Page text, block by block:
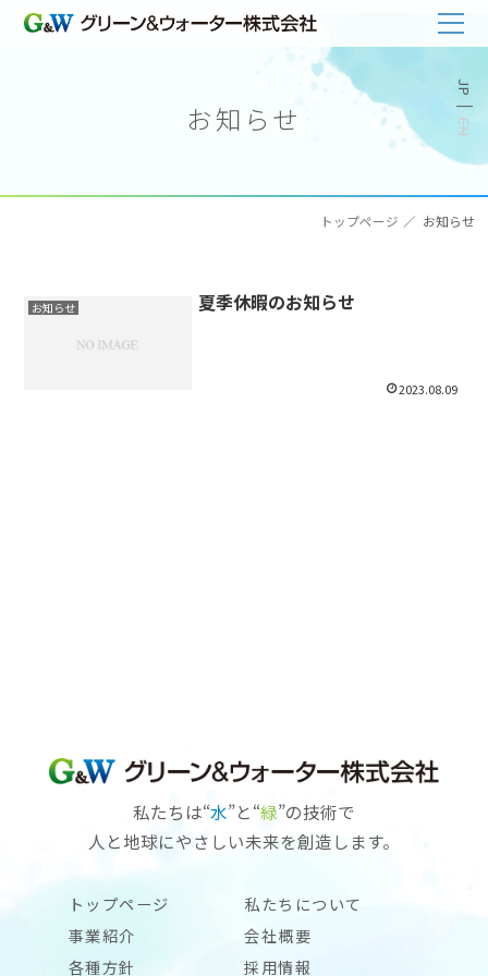
お知らせ
トップページ お知らせ
お知らせ 夏季休暇のお知らせ
2023.08.09
私たちは“水”と“緑”の技術で
人と地球にやさしい未来を創造します。
トップページ
私たちについて
事業紹介
会社概要
各種方針
採用情報